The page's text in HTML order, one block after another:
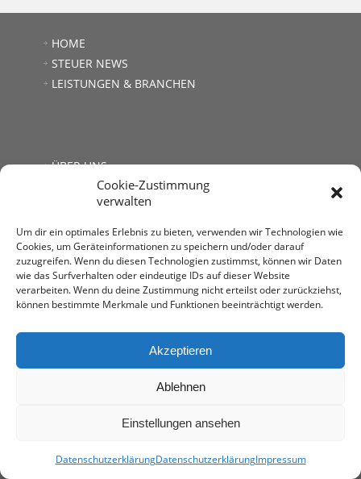
Cookie-Zustimmung
verwalten
Um dir ein optimales Erlebnis zu bieten, verwenden wir Technologien wie
Cookies, um Geräteinformationen zu speichern und/oder darauf
zuzugreifen. Wenn du diesen Technologien zustimmst, können wir Daten
wie das Surfverhalten oder eindeutige IDs auf dieser Website
verarbeiten. Wenn du deine Zustimmung nicht erteilst oder zurückziehst,
können bestimmte Merkmale und Funktionen beeinträchtigt werden.
Akzeptieren
Ablehnen
Einstellungen ansehen
DatenschutzerklärungDatenschutzerklärungImpressum
HOME
STEUER NEWS
LEISTUNGEN & BRANCHEN
ÜBER UNS
KONTAKT
Steuerberatung Mag. Andrea Kromer
E:office@stb-kromer.at
AMEKOM